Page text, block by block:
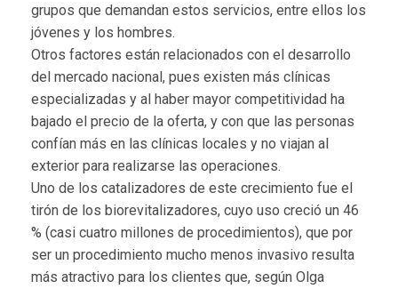
grupos que demandan estos servicios, entre ellos los
jóvenes y los hombres.
Otros factores están relacionados con el desarrollo
del mercado nacional, pues existen más clínicas
especializadas y al haber mayor competitividad ha
bajado el precio de la oferta, y con que las personas
confían más en las clínicas locales y no viajan al
exterior para realizarse las operaciones.
Uno de los catalizadores de este crecimiento fue el
tirón de los biorevitalizadores, cuyo uso creció un 46
% (casi cuatro millones de procedimientos), que por
ser un procedimiento mucho menos invasivo resulta
más atractivo para los clientes que, según Olga